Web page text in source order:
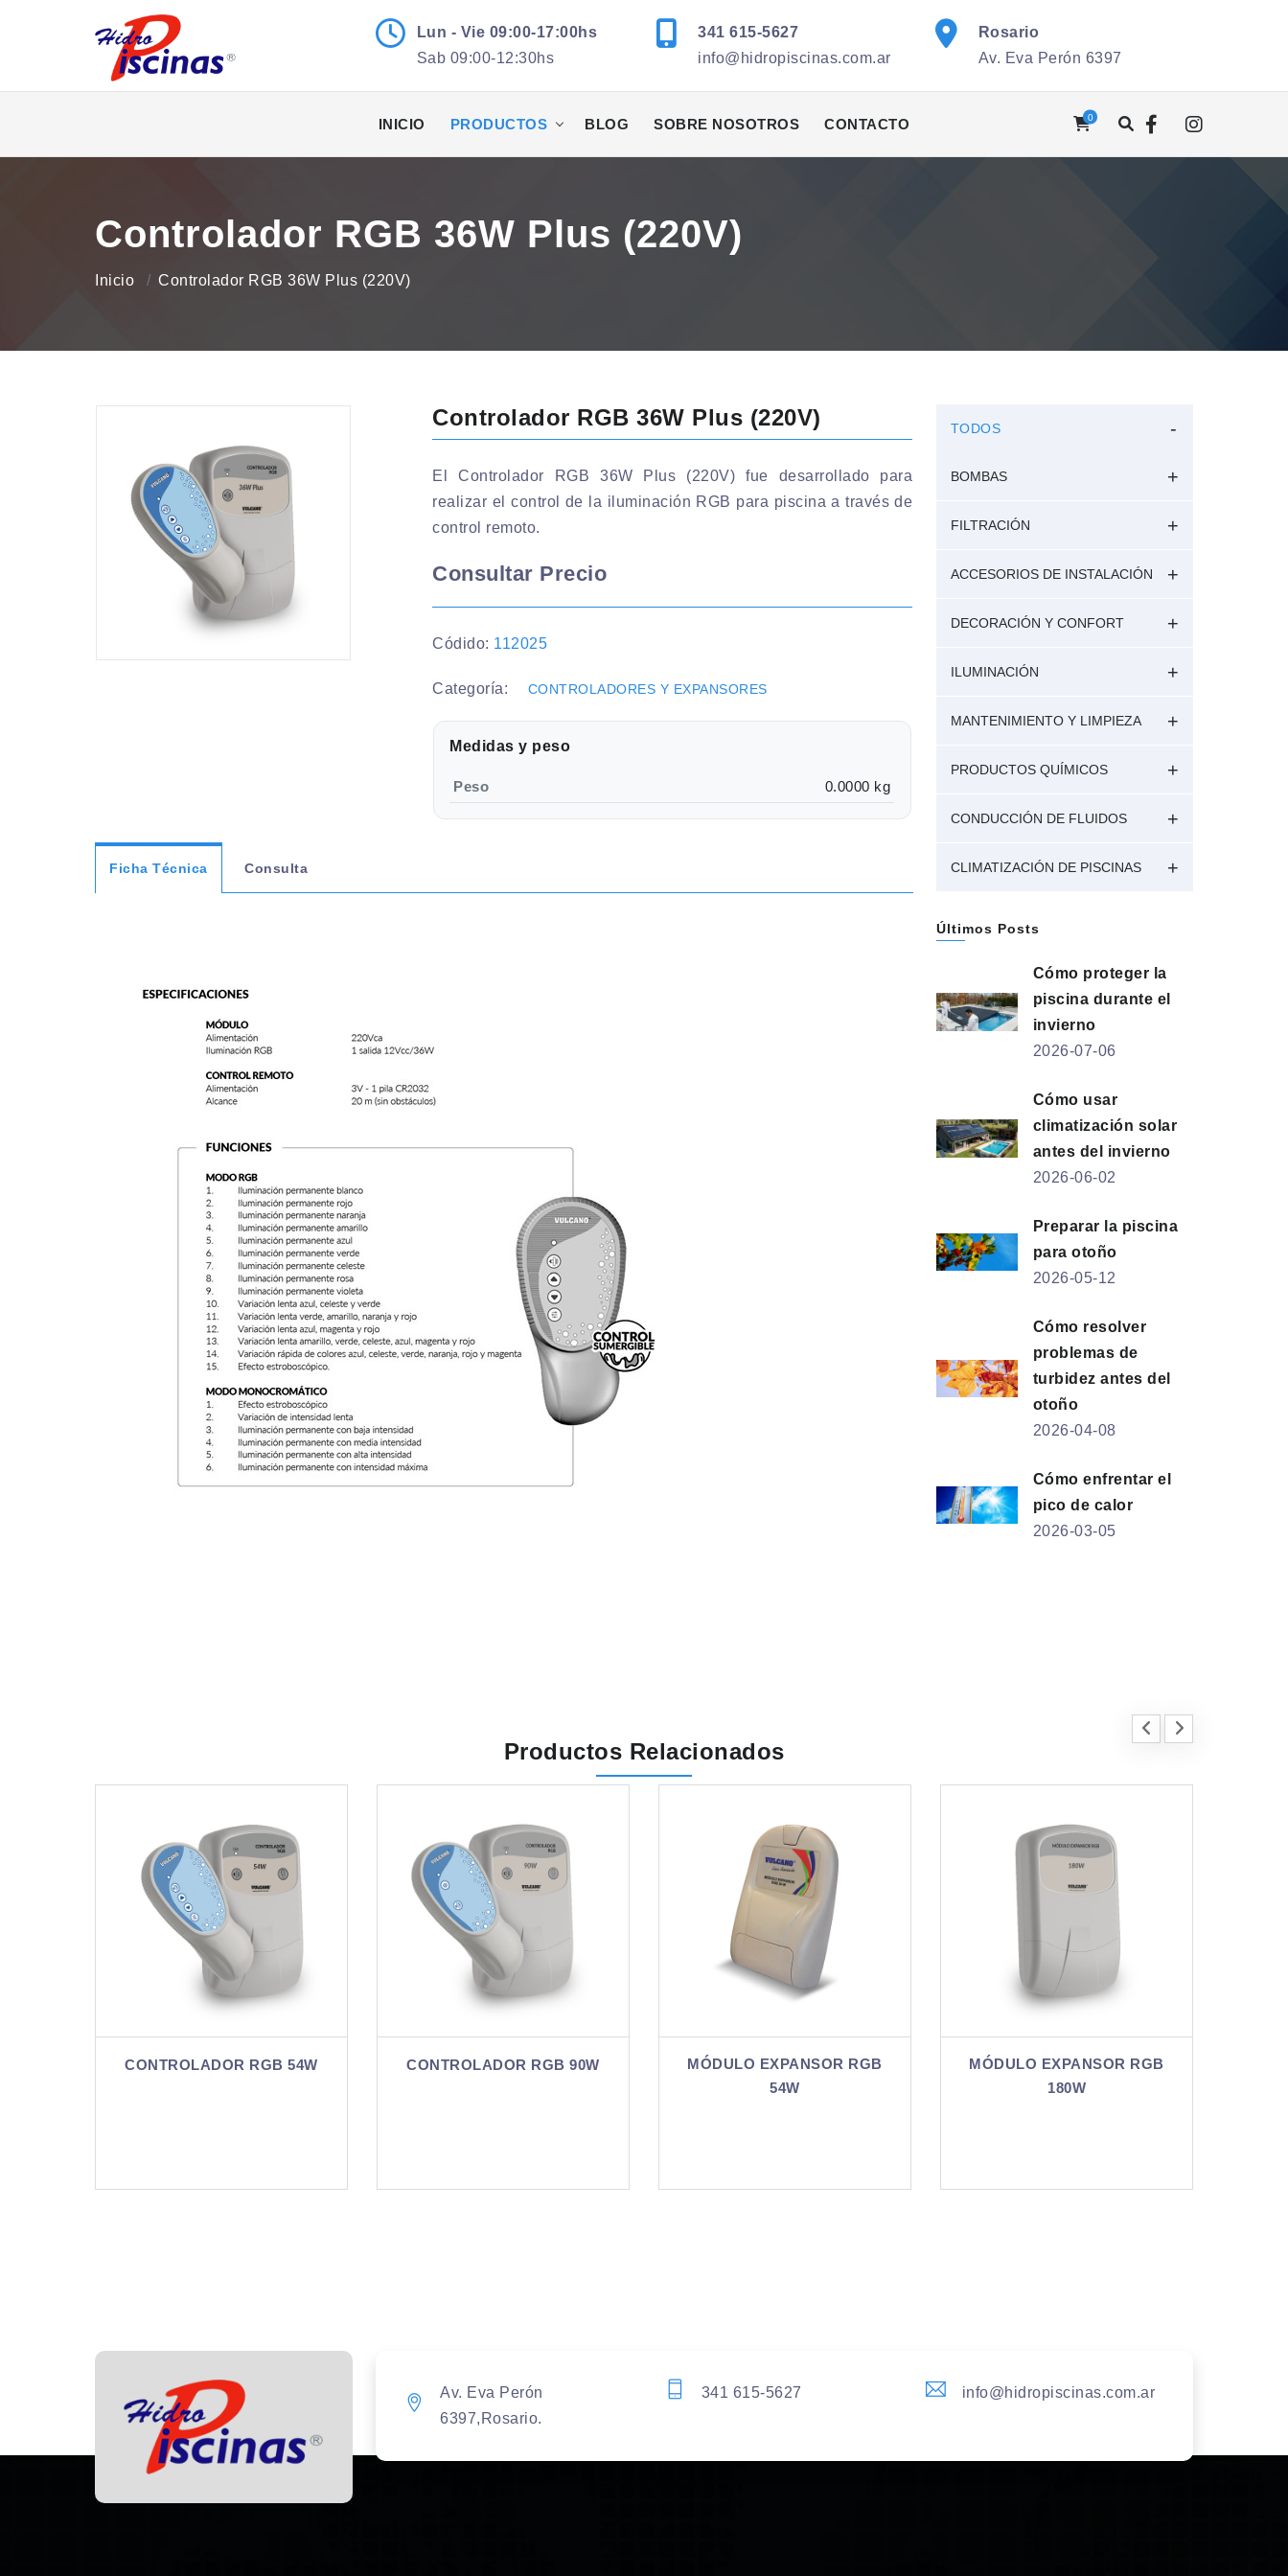
Lun - Vie 09:00-17:00hs
Sab 09:00-12:30hs
341 615-5627
info@hidropiscinas.com.ar
Rosario
Av. Eva Perón 6397
INICIO PRODUCTOS BLOG SOBRE NOSOTROS CONTACTO 0
Controlador RGB 36W Plus (220V)
Inicio Controlador RGB 36W Plus (220V)
Controlador RGB 36W Plus (220V)
El Controlador RGB 36W Plus (220V) fue desarrollado para
realizar el control de la iluminación RGB para piscina a través de
control remoto.
Consultar Precio
Códido: 112025
Categoría: CONTROLADORES Y EXPANSORES
Medidas y peso
Peso 0.0000 kg
Ficha Técnica Consulta
TODOS
BOMBAS
FILTRACIÓN
ACCESORIOS DE INSTALACIÓN
DECORACIÓN Y CONFORT
ILUMINACIÓN
MANTENIMIENTO Y LIMPIEZA
PRODUCTOS QUÍMICOS
CONDUCCIÓN DE FLUIDOS
CLIMATIZACIÓN DE PISCINAS
Últimos Posts
Cómo proteger la
piscina durante el
invierno
2026-07-06
Cómo usar
climatización solar
antes del invierno
2026-06-02
Preparar la piscina
para otoño
2026-05-12
Cómo resolver
problemas de
turbidez antes del
otoño
2026-04-08
Cómo enfrentar el
pico de calor
2026-03-05
Productos Relacionados
CONTROLADOR RGB 90W
MÓDULO EXPANSOR RGB
MÓDULO EXPANSOR RGB
CONTROLADOR 4AMP RGB
Av. Eva Perón
6397,Rosario.
341 615-5627 info@hidropiscinas.com.ar